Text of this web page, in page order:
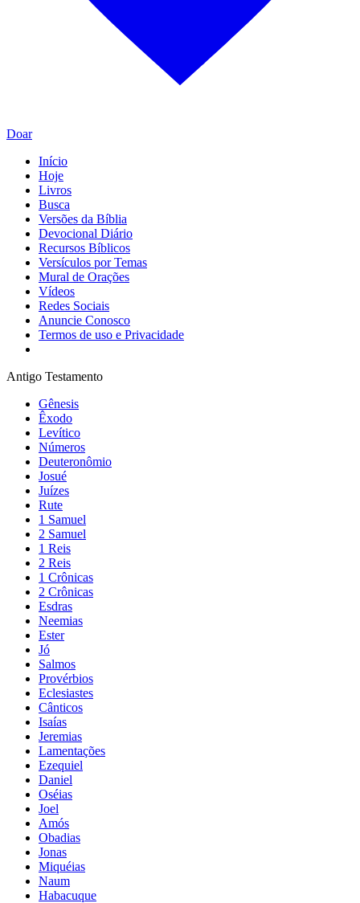
Doar
Início
Hoje
Livros
Busca
Versões da Bíblia
Devocional Diário
Recursos Bíblicos
Versículos por Temas
Mural de Orações
Vídeos
Redes Sociais
Anuncie Conosco
Termos de uso e Privacidade
Antigo Testamento
Gênesis
Êxodo
Levítico
Números
Deuteronômio
Josué
Juízes
Rute
1 Samuel
2 Samuel
1 Reis
2 Reis
1 Crônicas
2 Crônicas
Esdras
Neemias
Ester
Jó
Salmos
Provérbios
Eclesiastes
Cânticos
Isaías
Jeremias
Lamentações
Ezequiel
Daniel
Oséias
Joel
Amós
Obadias
Jonas
Miquéias
Naum
Habacuque